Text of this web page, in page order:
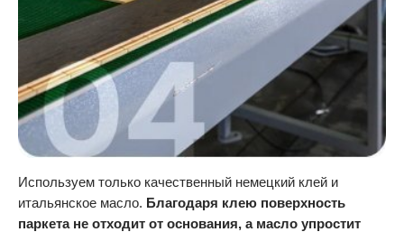
Используем только качественный немецкий клей и
итальянское масло. Благодаря клею поверхность
паркета не отходит от основания, а масло упростит